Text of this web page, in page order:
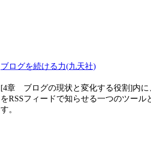
ブログを続ける力(九天社)
[4章 ブログの現状と変化する役割]内に
をRSSフィードで知らせる一つのツール
す。